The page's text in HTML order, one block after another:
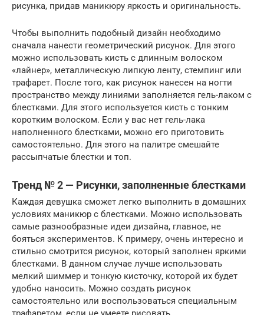
рисунка, придав маникюру яркость и оригинальность.
Чтобы выполнить подобный дизайн необходимо
сначала нанести геометрический рисунок. Для этого
можно использовать кисть с длинным волоском
«лайнер», металлическую липкую ленту, стемпинг или
трафарет. После того, как рисунок нанесен на ногти
пространство между линиями заполняется гель-лаком с
блестками. Для этого используется кисть с тонким
коротким волоском. Если у вас нет гель-лака
наполненного блестками, можно его приготовить
самостоятельно. Для этого на палитре смешайте
рассыпчатые блестки и топ.
Тренд № 2 — Рисунки, заполненные блестками
Каждая девушка сможет легко выполнить в домашних
условиях маникюр с блестками. Можно использовать
самые разнообразные идеи дизайна, главное, не
бояться экспериментов. К примеру, очень интересно и
стильно смотрится рисунок, который заполнен яркими
блестками. В данном случае лучше использовать
мелкий шиммер и тонкую кисточку, которой их будет
удобно наносить. Можно создать рисунок
самостоятельно или воспользоваться специальным